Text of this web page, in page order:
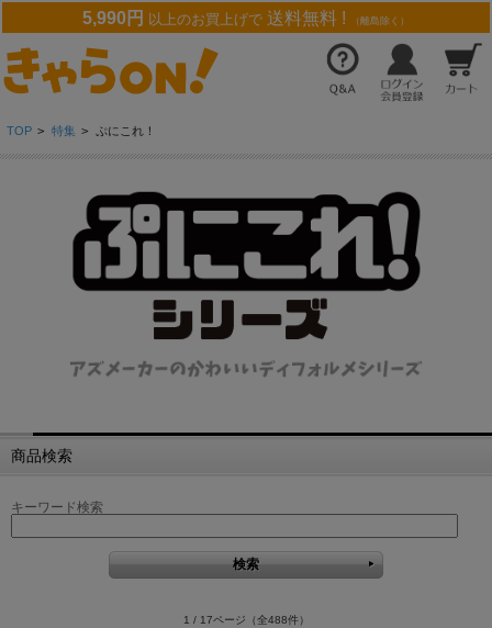
5,990円 以上のお買上げで 送料無料 ! （離島除く）
TOP > 特集 > ぷにこれ！
商品検索
キーワード検索
1 / 17ページ （全488件）